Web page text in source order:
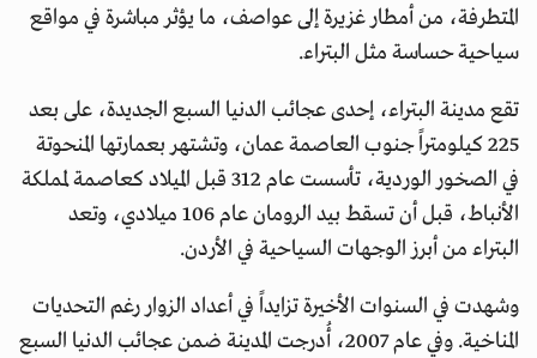
المتطرفة، من أمطار غزيرة إلى عواصف، ما يؤثر مباشرة في مواقع
سياحية حساسة مثل البتراء.
تقع مدينة البتراء، إحدى عجائب الدنيا السبع الجديدة، على بعد
225 كيلومتراً جنوب العاصمة عمان، وتشتهر بعمارتها المنحوتة
في الصخور الوردية، تأسست عام 312 قبل الميلاد كعاصمة لمملكة
الأنباط، قبل أن تسقط بيد الرومان عام 106 ميلادي، وتعد
البتراء من أبرز الوجهات السياحية في الأردن.
وشهدت في السنوات الأخيرة تزايداً في أعداد الزوار رغم التحديات
المناخية. وفي عام 2007، أُدرجت المدينة ضمن عجائب الدنيا السبع